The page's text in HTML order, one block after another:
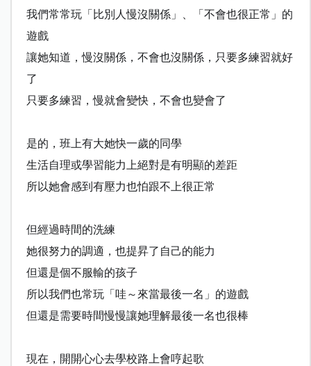
我們常常玩「比別人慢沒關係」、「不會也很正常」的
遊戲
讓她知道，慢沒關係，不會也沒關係，只要多練習就好
了
只要多練習，慢就會變快，不會也變會了
是的，班上有大她快一歲的同學
生活自理或學習能力上絕對是有明顯的差距
所以她會感到有壓力也怕跟不上很正常
但經過時間的洗練
她很努力的調適，也提昇了自己的能力
但還是個不服輸的孩子
所以我們也常玩「哇～來當最後一名」的遊戲
但還是需要時間慢慢讓她理解最後一名也很棒
現在，開開心心去學校路上會哼起歌